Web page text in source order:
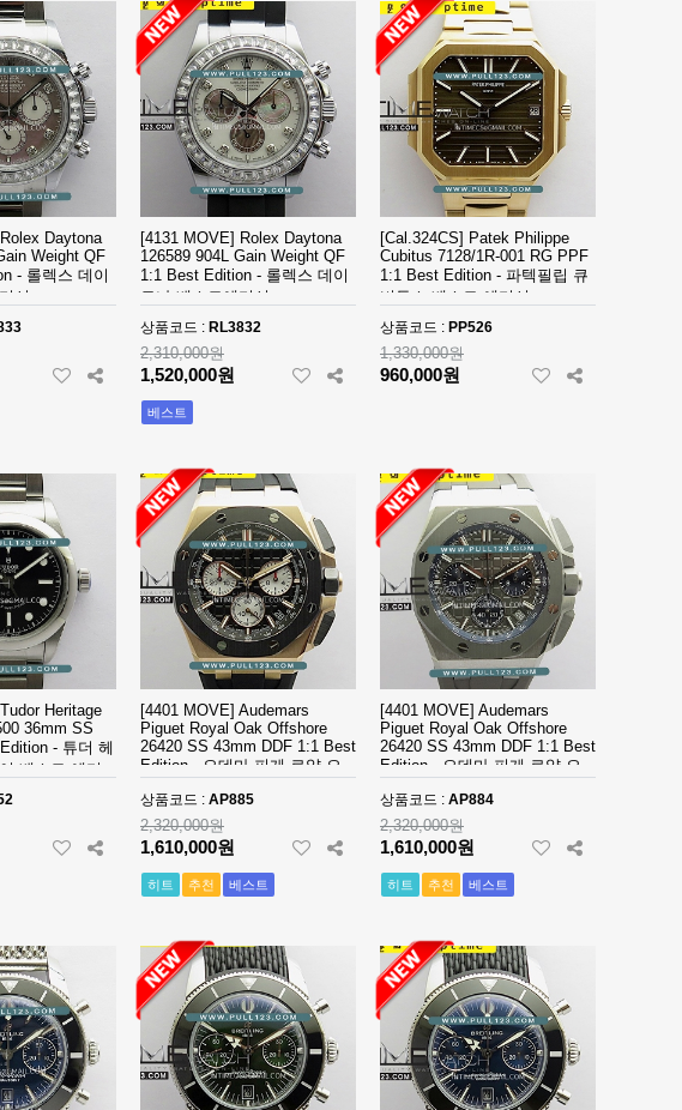
Daytona
Weight QF
- 롤렉스 데이
션
[4131 MOVE] Rolex Daytona
126589 904L Gain Weight QF
1:1 Best Edition - 롤렉스 데이
토나 베스트에디션
상품코드 : RL3832
2,310,000원
1,520,000원
베스트
[Cal.324CS] Patek Philippe
Cubitus 7128/1R-001 RG PPF
1:1 Best Edition - 파텍필립 큐
비투스 베스트 에디션
상품코드 : PP526
1,330,000원
960,000원
Heritage
36mm SS
- 튜더 헤
베스트 에디
[4401 MOVE] Audemars
Piguet Royal Oak Offshore
26420 SS 43mm DDF 1:1 Best
Edition - 오데마 피게 로얄 오
상품코드 : AP885
2,320,000원
1,610,000원
히트 추천 베스트
[4401 MOVE] Audemars
Piguet Royal Oak Offshore
26420 SS 43mm DDF 1:1 Best
Edition - 오데마 피게 로얄 오
상품코드 : AP884
2,320,000원
1,610,000원
히트 추천 베스트